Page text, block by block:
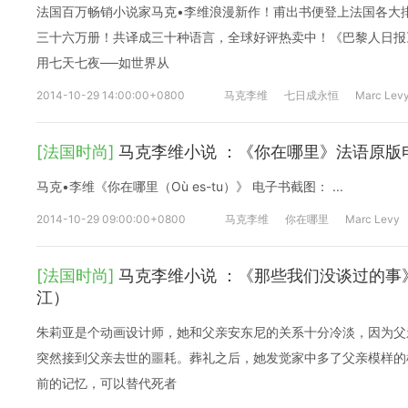
法国百万畅销小说家马克•李维浪漫新作！甫出书便登上法国各大
三十六万册！共译成三十种语言，全球好评热卖中！《巴黎人日
用七天七夜──如世界从
2014-10-29 14:00:00+0800 马克李维 七日成永恒 Marc
[法国时尚] 马克李维小说 ：《你在哪里》法语原版
马克•李维《你在哪里（Où es-tu）》 电子书截图： ...
2014-10-29 09:00:00+0800 马克李维 你在哪里 Marc Levy
[法国时尚] 马克李维小说 ：《那些我们没谈过的
江）
朱莉亚是个动画设计师，她和父亲安东尼的关系十分冷淡，因为
突然接到父亲去世的噩耗。葬礼之后，她发觉家中多了父亲模样
前的记忆，可以替代死者